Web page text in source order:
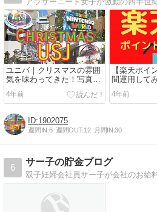
ユニバ｜クリスマスの雰囲
気を味わってきた！写真ユ
ニバたっぷりBLOG！
4年前
【楽天ポイ
間運用して
4年前
1902075
週間IN:6 週間OUT:12 月間IN:30
6
サー子の貯金ブログ